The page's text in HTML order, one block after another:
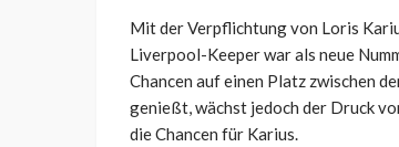
Mit der Verpflichtung von Loris
Liverpool-Keeper war als neue
Chancen auf einen Platz zwischen
genießt, wächst jedoch der Druck
die Chancen für Karius.